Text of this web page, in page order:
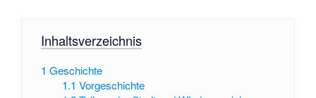
Inhaltsverzeichnis
1 Geschichte
1.1 Vorgeschichte